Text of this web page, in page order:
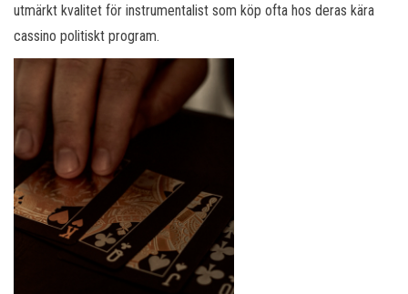
utmärkt kvalitet för instrumentalist som köp ofta hos deras kära
cassino politiskt program.